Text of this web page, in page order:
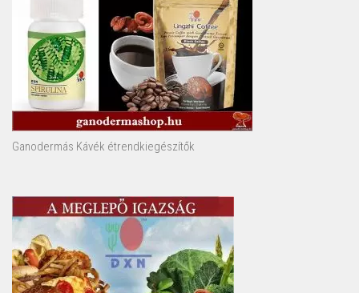
Ganodermás Kávék étrendkiegészítők